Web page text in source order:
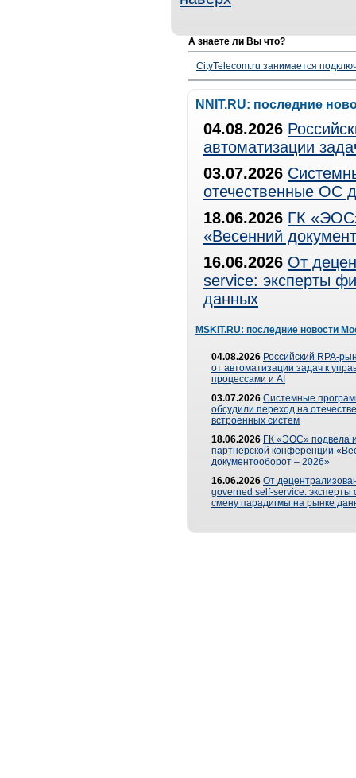
А знаете ли Вы что?
CityTelecom.ru занимается
NNIT.RU: последние
04.08.2026
автоматизации
03.07.2026
отечественные ОС
18.06.2026 ГК
«Весенний
16.06.2026 От
service: эксперты
данных
MSKIT.RU: последние новости
04.08.2026 Российский RPA-
от автоматизации задач к
процессами и AI
03.07.2026 Системные
обсудили переход на
встроенных систем
18.06.2026 ГК «ЭОС» подвела
партнерской конференции
документооборот – 2026»
16.06.2026 От
governed self-service: эксперты
смену парадигмы на рынке